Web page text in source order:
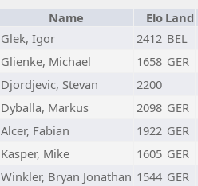
Name Elo Land
Glek, Igor 2412 BEL
Glienke, Michael 1658 GER
Djordjevic, Stevan 2200
Dyballa, Markus 2098 GER
Alcer, Fabian 1922 GER
Kasper, Mike 1605 GER
Winkler, Bryan Jonathan 1544 GER